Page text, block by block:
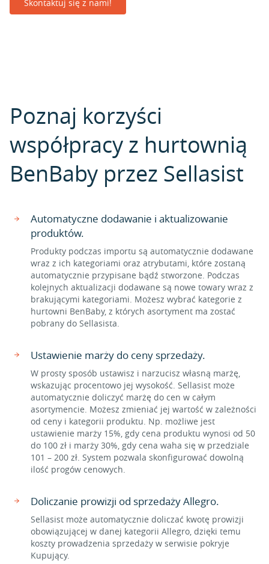
Skontaktuj się z nami!
Poznaj korzyści
współpracy z hurtownią
BenBaby przez Sellasist
Automatyczne dodawanie i aktualizowanie
produktów.
Produkty podczas importu są automatycznie dodawane
wraz z ich kategoriami oraz atrybutami, które zostaną
automatycznie przypisane bądź stworzone. Podczas
kolejnych aktualizacji dodawane są nowe towary wraz z
brakującymi kategoriami. Możesz wybrać kategorie z
hurtowni BenBaby, z których asortyment ma zostać
pobrany do Sellasista.
Ustawienie marży do ceny sprzedaży.
W prosty sposób ustawisz i narzucisz własną marżę,
wskazując procentowo jej wysokość. Sellasist może
automatycznie doliczyć marżę do cen w całym
asortymencie. Możesz zmieniać jej wartość w zależności
od ceny i kategorii produktu. Np. możliwe jest
ustawienie marży 15%, gdy cena produktu wynosi od 50
do 100 zł i marży 30%, gdy cena waha się w przedziale
101 – 200 zł. System pozwala skonfigurować dowolną
ilość progów cenowych.
Doliczanie prowizji od sprzedaży Allegro.
Sellasist może automatycznie doliczać kwotę prowizji
obowiązującej w danej kategorii Allegro, dzięki temu
koszty prowadzenia sprzedaży w serwisie pokryje
Kupujący.